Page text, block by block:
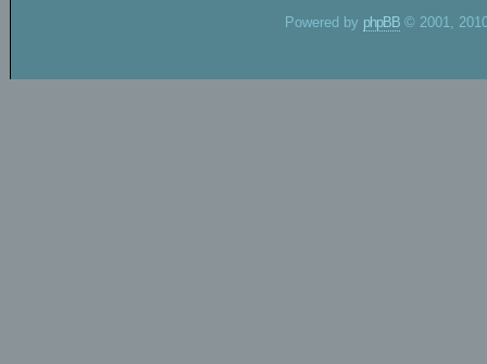
Powered by phpBB © 2001,